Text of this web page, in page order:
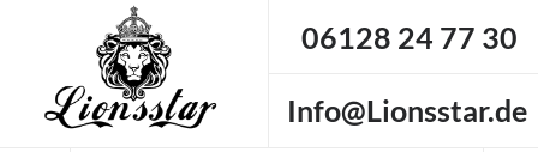
06128 24 77 30
Info@Lionsstar.de